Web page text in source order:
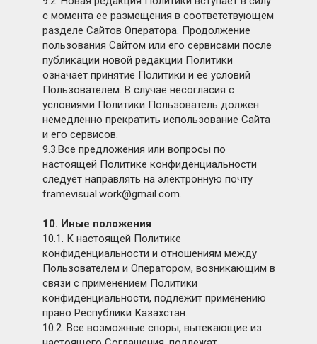
с момента ее размещения в соответствующем
разделе Сайтов Оператора. Продолжение
пользования Сайтом или его сервисами после
публикации новой редакции Политики
означает принятие Политики и ее условий
Пользователем. В случае несогласия с
условиями Политики Пользователь должен
немедленно прекратить использование Сайта
и его сервисов.
9.3.Все предложения или вопросы по
настоящей Политике конфиденциальности
следует направлять на электронную почту
framevisual.work@gmail.com.
10. Иные положения
10.1. К настоящей Политике
конфиденциальности и отношениям между
Пользователем и Оператором, возникающим в
связи с применением Политики
конфиденциальности, подлежит применению
право Республики Казахстан.
10.2. Все возможные споры, вытекающие из